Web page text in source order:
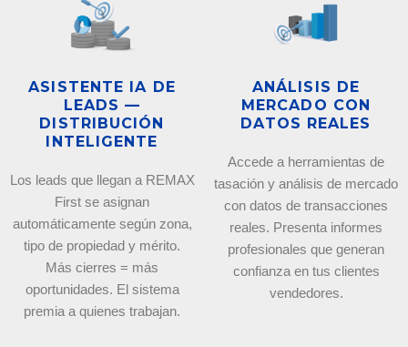
ASISTENTE IA DE
LEADS —
DISTRIBUCIÓN
INTELIGENTE
Los leads que llegan a REMAX
First se asignan
automáticamente según zona,
tipo de propiedad y mérito.
Más cierres = más
oportunidades. El sistema
premia a quienes trabajan.
ANÁLISIS DE
MERCADO CON
DATOS REALES
Accede a herramientas de
tasación y análisis de mercado
con datos de transacciones
reales. Presenta informes
profesionales que generan
confianza en tus clientes
vendedores.